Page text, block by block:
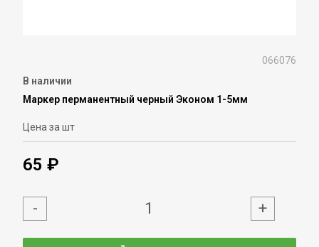
066076
В наличии
Маркер перманентный черный Эконом 1-5мм
Цена за шт
65 ₽
- +